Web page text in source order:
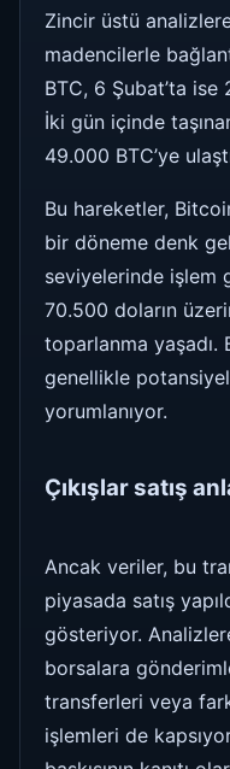
Zincir üstü
madencilerle
BTC, 6 Şubat’ta ise
İki gün içinde
49.000 BTC’ye
Bu hareketler,
bir döneme denk
seviyelerinde işlem
70.500 doların
toparlanma yaşadı.
genellikle potansiyel
yorumlanıyor.
Çıkışlar satış
Ancak veriler, bu
piyasada satış
gösteriyor.
borsalara
transferleri veya
işlemleri de